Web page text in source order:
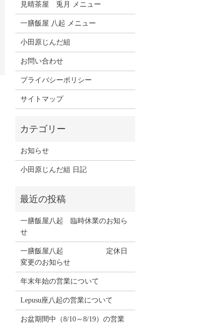
見晴茶屋 兎月 メニュー
一膳飯屋 八起 メニュー
小田原じんだ組
お問い合わせ
プライバシーポリシー
サイトマップ
お知らせ
小田原じんだ組 日記
一膳飯屋八起 臨時休業のお知ら
せ
一膳飯屋八起 定休日
変更のお知らせ
年末年始の営業について
Lepusu座八起の営業について
お盆期間中（8/10～8/19）の営業